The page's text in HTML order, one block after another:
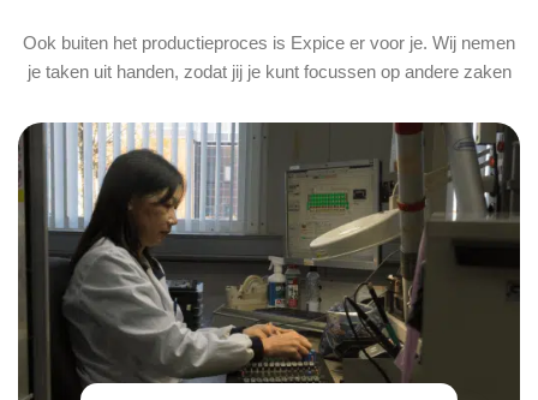
Ook buiten het productieproces is Expice er voor je. Wij nemen
je taken uit handen, zodat jij je kunt focussen op andere zaken